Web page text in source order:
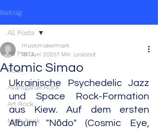
Beitrag
All Posts
Rock
Avantgarde Rock
Art Rock
Math Rock
All Posts
Atomic Simao
musicmakermark
16. Juni 20251 Min. Lesezeit
Ukrainische Psychedelic Jazz
und Space Rock-Formation
aus Kiew. Auf dem ersten
Album "Nōdo" (Cosmic Eye,